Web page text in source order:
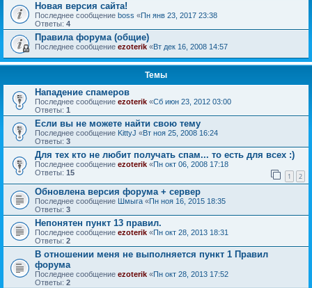
Новая версия сайта!
Последнее сообщение boss «Пн янв 23, 2017 23:38
Ответы: 4
Правила форума (общие)
Последнее сообщение ezoterik «Вт дек 16, 2008 14:57
Темы
Нападение спамеров
Последнее сообщение ezoterik «Сб июн 23, 2012 03:00
Ответы: 1
Если вы не можете найти свою тему
Последнее сообщение KittyJ «Вт ноя 25, 2008 16:24
Ответы: 3
Для тех кто не любит получать спам... то есть для всех :)
Последнее сообщение ezoterik «Пн окт 06, 2008 17:18
Ответы: 15 1 2
Обновлена версия форума + сервер
Последнее сообщение Шмыга «Пн ноя 16, 2015 18:35
Ответы: 3
Непонятен пункт 13 правил.
Последнее сообщение ezoterik «Пн окт 28, 2013 18:31
Ответы: 2
В отношении меня не выполняется пункт 1 Правил
форума
Последнее сообщение ezoterik «Пн окт 28, 2013 17:52
Ответы: 2